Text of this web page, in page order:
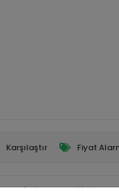
Karşılaştır Fiyat